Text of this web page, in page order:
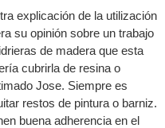
explicación de la utilización
su opinión sobre un trabajo
de madera que esta
cubrirla de resina o
Jose. Siempre es
restos de pintura o barniz.
buena adherencia en el